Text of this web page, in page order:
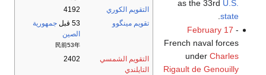
التقويم الكوري
4192
تقويم مينگوو
53 قبل
جمهورية
الصين
民前53年
التقويم الشمسي
التايلندي
2402
as the 33rd U.S.
state
February 17 -
French naval forces
under Charles
Rigault de Genouilly